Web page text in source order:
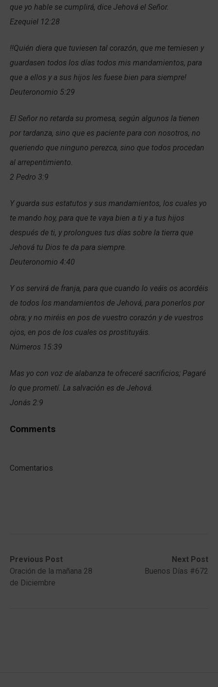
que yo hable se cumplirá, dice Jehová el Señor.
Ezequiel 12:28
!!Quién diera que tuviesen tal corazón, que me temiesen y
guardasen todos los días todos mis mandamientos, para
que a ellos y a sus hijos les fuese bien para siempre!
Deuteronomio 5:29
El Señor no retarda su promesa, según algunos la tienen
por tardanza, sino que es paciente para con nosotros, no
queriendo que ninguno perezca, sino que todos procedan
al arrepentimiento.
2 Pedro 3:9
Y guarda sus estatutos y sus mandamientos, los cuales yo
te mando hoy, para que te vaya bien a ti y a tus hijos
después de ti, y prolongues tus días sobre la tierra que
Jehová tu Dios te da para siempre.
Deuteronomio 4:40
Y os servirá de franja, para que cuando lo veáis os acordéis
de todos los mandamientos de Jehová, para ponerlos por
obra; y no miréis en pos de vuestro corazón y de vuestros
ojos, en pos de los cuales os prostituyáis.
Números 15:39
Mas yo con voz de alabanza te ofreceré sacrificios; Pagaré
lo que prometí. La salvación es de Jehová.
Jonás 2:9
Comments
Comentarios
Post
navigation
Previous Post
Previous
post:Oración de la mañana 28
de Diciembre
Next Post
Next
post:
Buenos Días #672